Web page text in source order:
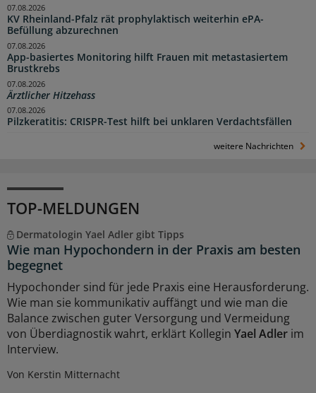
KV Rheinland-Pfalz rät prophylaktisch weiterhin ePA-
Befüllung abzurechnen
07.08.2026
App-basiertes Monitoring hilft Frauen mit metastasiertem
Brustkrebs
07.08.2026
Ärztlicher Hitzehass
07.08.2026
Pilzkeratitis: CRISPR-Test hilft bei unklaren Verdachtsfällen
07.08.2026
weitere Nachrichten
TOP-MELDUNGEN
Dermatologin Yael Adler gibt Tipps
Wie man Hypochondern in der Praxis am besten
begegnet
Hypochonder sind für jede Praxis eine Herausforderung.
Wie man sie kommunikativ auffängt und wie man die
Balance zwischen guter Versorgung und Vermeidung
von Überdiagnostik wahrt, erklärt Kollegin Yael Adler im
Interview.
Von Kerstin Mitternacht